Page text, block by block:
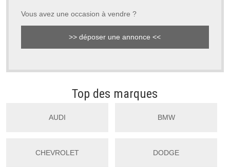
Vous avez une occasion à vendre ?
>> déposer une annonce <<
Top des marques
AUDI BMW
CHEVROLET DODGE